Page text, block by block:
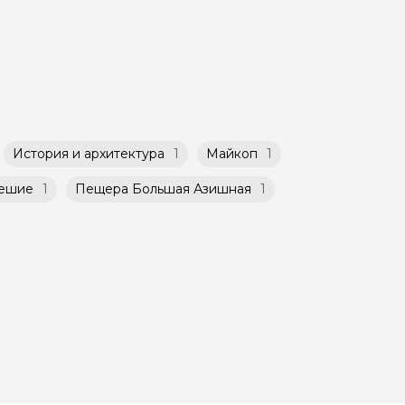
История и архитектура 1 Майкоп 1
1 Пещера Большая Азишная 1